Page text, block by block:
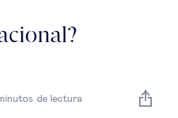
empresarial
del talento
de lectura